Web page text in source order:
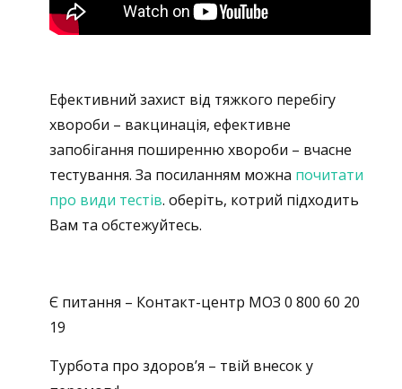
Ефективний захист від тяжкого перебігу
хвороби – вакцинація, ефективне
запобігання поширенню хвороби – вчасне
тестування. За посиланням можна почитати
про види тестів. оберіть, котрий підходить
Вам та обстежуйтесь.
Є питання – Контакт-центр МОЗ 0 800 60 20
19
Турбота про здоров’я – твій внесок у